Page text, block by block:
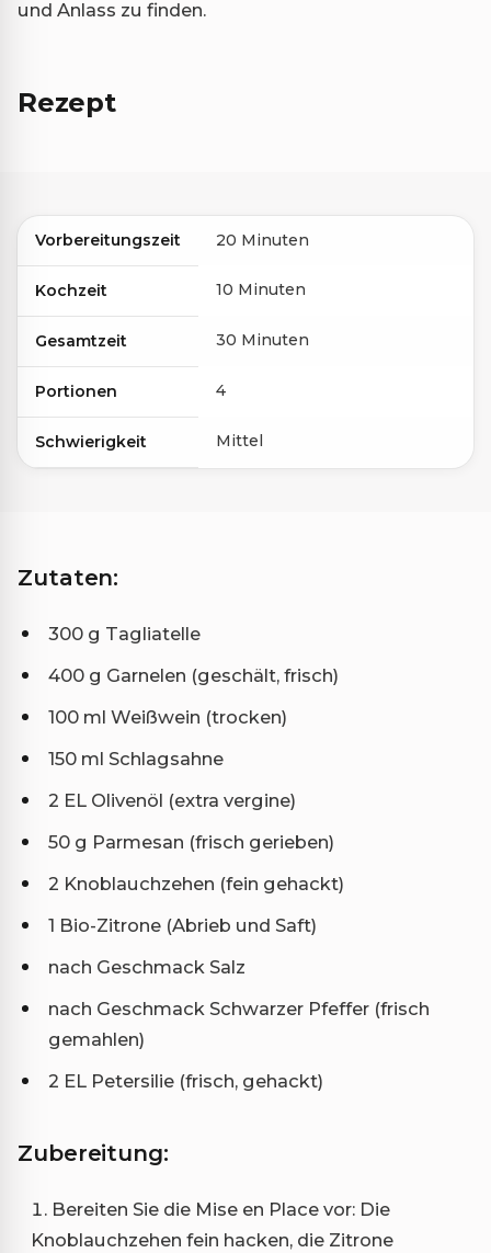
und Anlass zu finden.
Rezept
Vorbereitungszeit 20 Minuten
Kochzeit 10 Minuten
Gesamtzeit 30 Minuten
Portionen 4
Schwierigkeit Mittel
Zutaten:
300 g Tagliatelle
400 g Garnelen (geschält, frisch)
100 ml Weißwein (trocken)
150 ml Schlagsahne
2 EL Olivenöl (extra vergine)
50 g Parmesan (frisch gerieben)
2 Knoblauchzehen (fein gehackt)
1 Bio-Zitrone (Abrieb und Saft)
nach Geschmack Salz
nach Geschmack Schwarzer Pfeffer (frisch
gemahlen)
2 EL Petersilie (frisch, gehackt)
Zubereitung:
Bereiten Sie die Mise en Place vor: Die
Knoblauchzehen fein hacken, die Zitrone